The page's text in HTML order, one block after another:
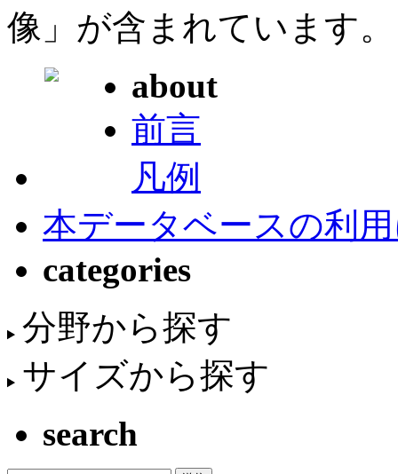
像」が含まれています。
about
前言
凡例
本データベースの利
categories
分野から探す
サイズから探す
search